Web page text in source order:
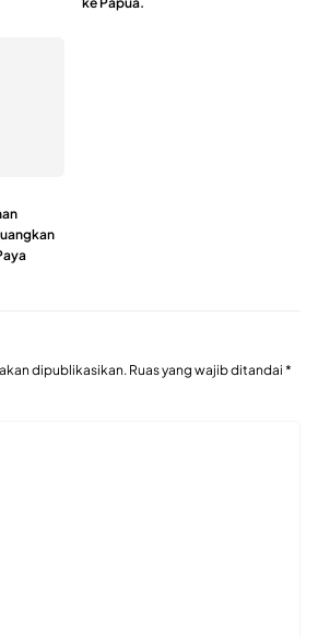
dipublikasikan. Ruas yang wajib ditandai *